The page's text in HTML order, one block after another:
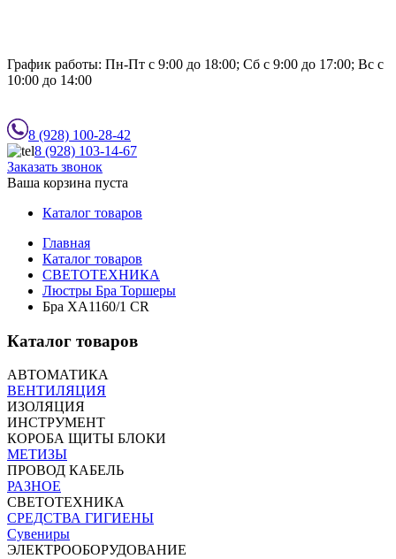
График работы: Пн-Пт с 9:00 до 18:00; Сб с 9:00 до 17:00; Вс с
10:00 до 14:00
8 (928) 100-28-42
8 (928) 103-14-67
Заказать звонок
Ваша корзина пуста
Каталог товаров
Главная
Каталог товаров
СВЕТОТЕХНИКА
Люстры Бра Торшеры
Бра ХA1160/1 CR
Каталог товаров
АВТОМАТИКА
ВЕНТИЛЯЦИЯ
ИЗОЛЯЦИЯ
ИНСТРУМЕНТ
КОРОБА ЩИТЫ БЛОКИ
МЕТИЗЫ
ПРОВОД КАБЕЛЬ
РАЗНОЕ
СВЕТОТЕХНИКА
СРЕДСТВА ГИГИЕНЫ
Сувениры
ЭЛЕКТРООБОРУДОВАНИЕ